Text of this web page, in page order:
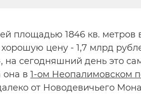
площадью 1846 кв. метров
цену - 1,7 млрд
сегодняшний день это
она в 1-ом Неопалимовском
от Новодевичьего